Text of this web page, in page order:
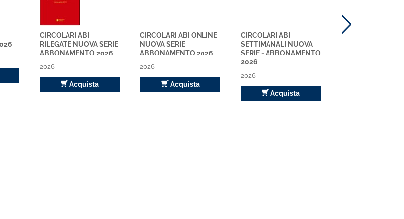
MIFID 2 ONLINE
CIRCOLARI ABI
SETTIMANALI NUOVA
SERIE - ABBONAMENTO
2026
2026
Acquista
CIRCOLARI ABI ONLINE
NUOVA SERIE
ABBONAMENTO 2026
2026
Acquista
CIRCOLARI ABI
RILEGATE NUOVA SERIE
ABBONAMENTO 2026
2026
Acquista